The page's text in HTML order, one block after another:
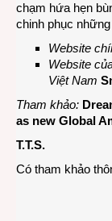
chạm hứa hẹn
chinh phục
Website
Website
Việt Nam
Tham khảo:
as new Global
T.T.S.
Có tham khảo